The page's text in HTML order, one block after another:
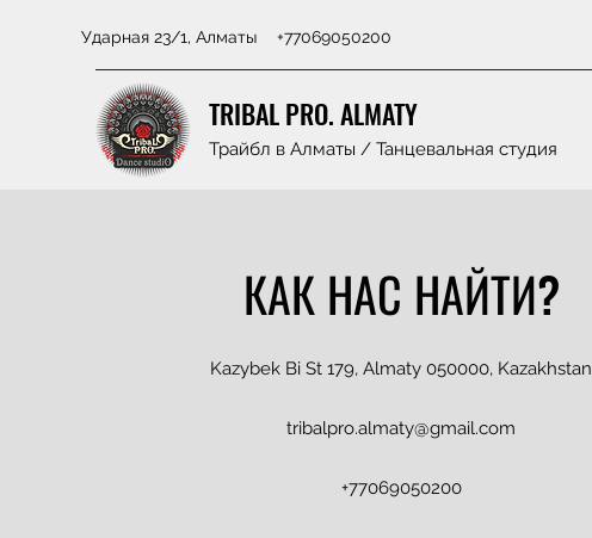
Ударная 23/1, Алматы +77069050200
TRIBAL PRO. ALMATY
Трайбл в Алматы / Танцевальная студия
КАК НАС НАЙТИ?
Kazybek Bi St 179, Almaty 050000, Kazakhstan
tribalpro.almaty@gmail.com
+77069050200